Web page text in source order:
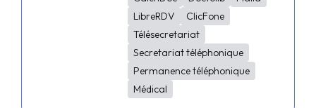
LibreRDV
ClicFone
Télésecretariat
Secretariat téléphonique
Permanence téléphonique
Médical